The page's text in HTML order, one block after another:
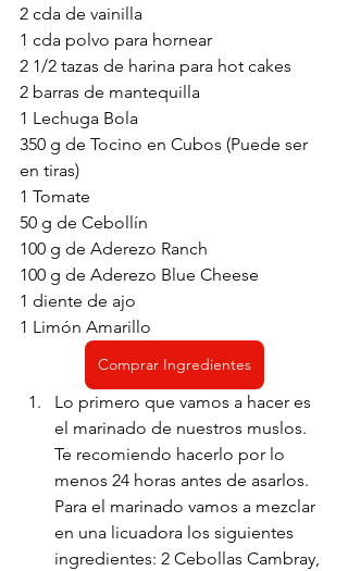
2 cda de vainilla
1 cda polvo para hornear
2 1/2 tazas de harina para hot cakes
2 barras de mantequilla
1 Lechuga Bola
350 g de Tocino en Cubos (Puede ser
en tiras)
1 Tomate
50 g de Cebollín
100 g de Aderezo Ranch
100 g de Aderezo Blue Cheese
1 diente de ajo
1 Limón Amarillo
Comprar Ingredientes
Lo primero que vamos a hacer es
el marinado de nuestros muslos.
Te recomiendo hacerlo por lo
menos 24 horas antes de asarlos.
Para el marinado vamos a mezclar
en una licuadora los siguientes
ingredientes: 2 Cebollas Cambray,